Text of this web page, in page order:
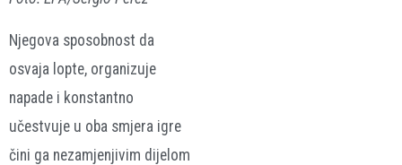
Njegova sposobnost da
osvaja lopte, organizuje
napade i konstantno
učestvuje u oba smjera igre
čini ga nezamjenjivim dijelom